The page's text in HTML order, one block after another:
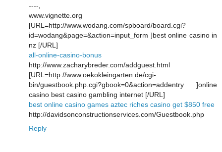
----,
www.vignette.org
[URL=http://www.wodang.com/spboard/board.cgi?
id=wodang&page=&action=input_form ]best online casino in
nz [/URL]
all-online-casino-bonus
http://www.zacharybreder.com/addguest.html
[URL=http://www.oekokleingarten.de/cgi-
bin/guestbook.php.cgi?gbook=0&action=addentry ]online
casino best casino gambling internet [/URL]
best online casino games aztec riches casino get $850 free
http://davidsonconstructionservices.com/Guestbook.php
Reply